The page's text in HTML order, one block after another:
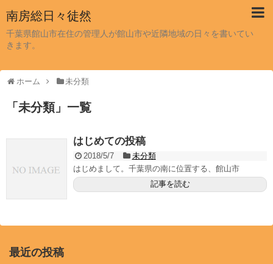
南房総日々徒然
千葉県館山市在住の管理人が館山市や近隣地域の日々を書いてい
きます。
ホーム 未分類
「 未分類」 一覧
はじめての投稿
2018/5/7
未分類
はじめまして。千葉県の南に位置する、館山市
記事を読む
最近の投稿